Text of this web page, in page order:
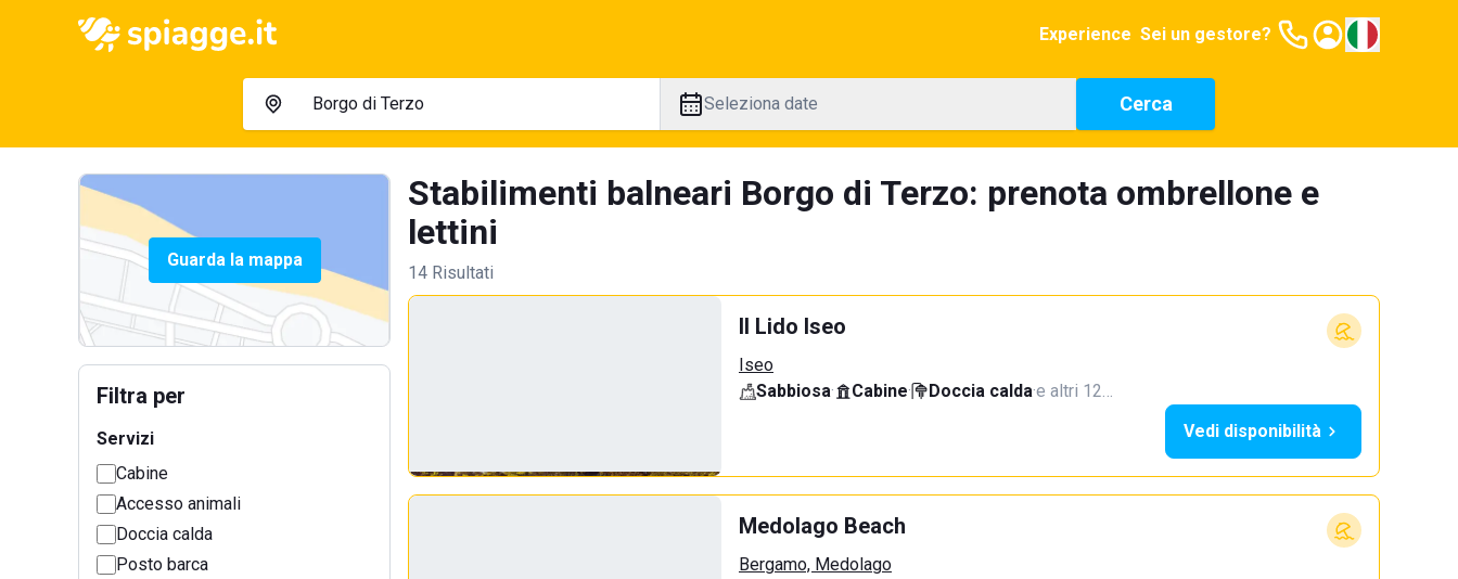
Experience Sei un gestore?
Seleziona date Cerca
Guarda la mappa
Filtra per
Servizi
Cabine
Accesso animali
Doccia calda
Posto barca
Stabilimenti balneari Borgo di Terzo: prenota ombrellone e
lettini
14 Risultati
Il Lido Iseo
Iseo
Sabbiosa· Cabine· Doccia calda·e altri 12…
Vedi disponibilità
Medolago Beach
Bergamo, Medolago